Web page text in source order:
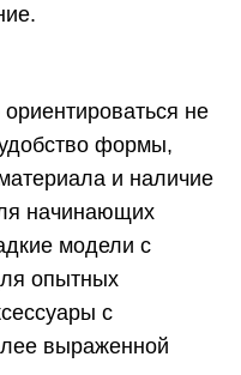
не
формы,
и наличие
начинающих
модели с
опытных
с
выраженной